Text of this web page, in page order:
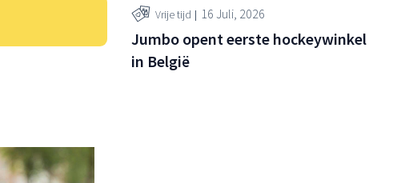
Vrije tijd 16 Juli, 2026
Jumbo opent eerste hockeywinkel
in België